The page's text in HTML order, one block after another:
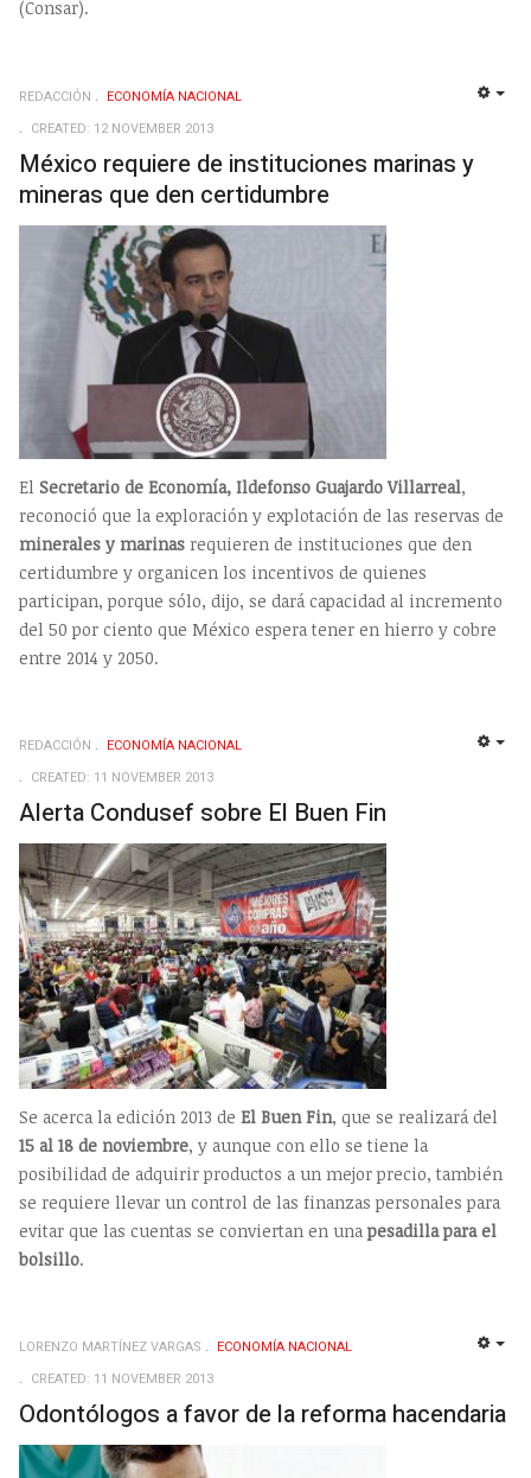
(Consar).
REDACCIÓN
ECONOMÍ­A NACIONAL
CREATED: 12 NOVEMBER 2013
México requiere de instituciones marinas y
mineras que den certidumbre
El Secretario de Economía, Ildefonso Guajardo Villarreal,
reconoció que la exploración y explotación de las reservas de
minerales y marinas requieren de instituciones que den
certidumbre y organicen los incentivos de quienes
participan, porque sólo, dijo, se dará capacidad al incremento
del 50 por ciento que México espera tener en hierro y cobre
entre 2014 y 2050.
REDACCIÓN
ECONOMÍ­A NACIONAL
CREATED: 11 NOVEMBER 2013
Alerta Condusef sobre El Buen Fin
Se acerca la edición 2013 de El Buen Fin, que se realizará del
15 al 18 de noviembre, y aunque con ello se tiene la
posibilidad de adquirir productos a un mejor precio, también
se requiere llevar un control de las finanzas personales para
evitar que las cuentas se conviertan en unapesadilla para el
bolsillo.
LORENZO MARTÍNEZ VARGAS
ECONOMÍ­A NACIONAL
CREATED: 11 NOVEMBER 2013
Odontólogos a favor de la reforma hacendaria